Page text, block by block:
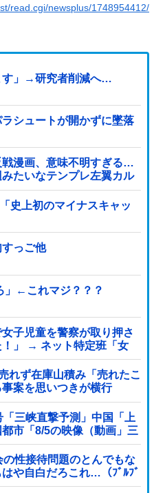
read.cgi/newsplus/1748954412/
す」→研究者削減へ…
シュートが開かずに墜落
戦漫画、意味不明すぎる…
たいなテンプレ左翼カル
ってる」
史上初のマイナスキャッ
すっご他
」←これマジ？？？
子児童を警察が取り押さ
！」 → ネット特定班「女
」
れず在庫山積み「売れたこ
案を思いつきが横行
三峡直撃予測」中国「上
市「8/5の映像（動画」三
中国「下流大水害（震え
性接待問題のとんでもな
や自白だろこれ…（ﾌﾞﾙﾌﾞ